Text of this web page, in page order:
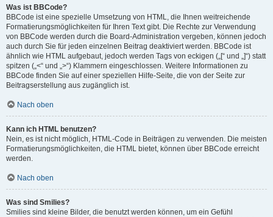
Was ist BBCode?
BBCode ist eine spezielle Umsetzung von HTML, die Ihnen weitreichende
Formatierungsmöglichkeiten für Ihren Text gibt. Die Rechte zur Verwendung
von BBCode werden durch die Board-Administration vergeben, können jedoch
auch durch Sie für jeden einzelnen Beitrag deaktiviert werden. BBCode ist
ähnlich wie HTML aufgebaut, jedoch werden Tags von eckigen („[“ und „]“) statt
spitzen („<“ und „>“) Klammern eingeschlossen. Weitere Informationen zu
BBCode finden Sie auf einer speziellen Hilfe-Seite, die von der Seite zur
Beitragserstellung aus zugänglich ist.
Nach oben
Kann ich HTML benutzen?
Nein, es ist nicht möglich, HTML-Code in Beiträgen zu verwenden. Die meisten
Formatierungsmöglichkeiten, die HTML bietet, können über BBCode erreicht
werden.
Nach oben
Was sind Smilies?
Smilies sind kleine Bilder, die benutzt werden können, um ein Gefühl